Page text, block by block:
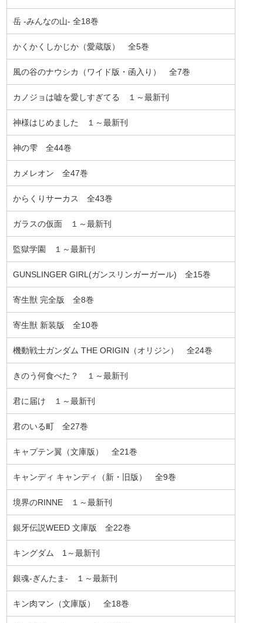
岳 -みんなの山- 全18巻
かくかくしかじか（愛蔵版） 全5巻
風の谷のナウシカ（ワイド版・函入り） 全7巻
カノジョは嘘を愛しすぎてる １～最新刊
神様はじめました １～最新刊
神の雫 全44巻
カメレオン 全47巻
からくりサーカス 全43巻
ガラスの仮面 １～最新刊
監獄学園 １～最新刊
GUNSLINGER GIRL(ガンスリンガーガール) 全15巻
寄生獣 完全版 全8巻
寄生獣 新装版 全10巻
機動戦士ガンダム THE ORIGIN（オリジン） 全24巻
きのう何食べた？ １～最新刊
君に届け １～最新刊
君のいる町 全27巻
キャプテン翼（文庫版） 全21巻
キャンディ キャンディ（新・旧版） 全9巻
境界のRINNE １～最新刊
銀牙伝説WEED 文庫版 全22巻
キングダム 1～最新刊
銀魂-ぎんたま- １～最新刊
キン肉マン（文庫版） 全18巻